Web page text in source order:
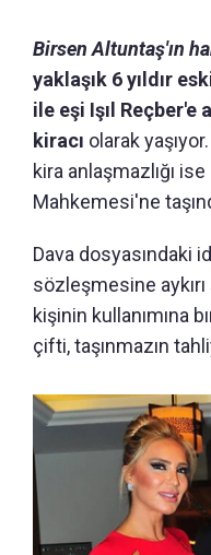
Birsen Altuntaş'ın
yaklaşık 6 yıldır
ile eşi Işıl
kiracı olarak
kira anlaşmazlığı
Mahkemesi'ne
Dava dosyasındaki
sözleşmesine
kişinin kullanımına
çifti, taşınmazın